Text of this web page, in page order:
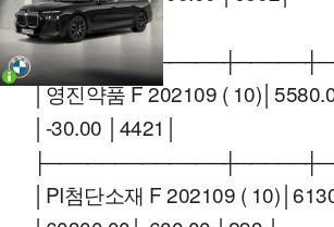
│ │ │0 │││
│영진약품 F 202109 (
│-30.00 │4421│
│PI첨단소재 F 202109 (